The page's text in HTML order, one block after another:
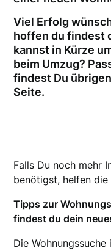
Viel Erfolg
hoffen du findest
kannst in Kürze
beim Umzug?
findest Du
Seite.
Falls Du noch mehr
benötigst, helfen
Tipps zur
findest du dein
Die